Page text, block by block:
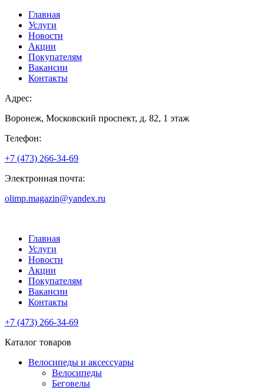
Главная
Услуги
Новости
Акции
Покупателям
Вакансии
Контакты
Адрес:
Воронеж, Московский проспект, д. 82, 1 этаж
Телефон:
+7 (473) 266-34-69
Электронная почта:
olimp.magazin@yandex.ru
Главная
Услуги
Новости
Акции
Покупателям
Вакансии
Контакты
+7 (473) 266-34-69
Каталог товаров
Велосипеды и аксессуары
Велосипеды
Беговелы